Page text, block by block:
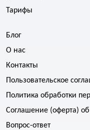
Тарифы
Блог
О нас
Контакты
Пользовательское
Политика обработки
Соглашение (оферта)
Вопрос-ответ